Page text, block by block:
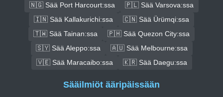
🇳🇬 Sää Port Harcourt:ssa
🇵🇱 Sää Varsova:ssa
🇮🇳 Sää Kallakurichi:ssa
🇨🇳 Sää Ürümqi:ssa
🇹🇼 Sää Tainan:ssa
🇵🇭 Sää Quezon City:ssa
🇸🇾 Sää Aleppo:ssa
🇦🇺 Sää Melbourne:ssa
🇻🇪 Sää Maracaibo:ssa
🇰🇷 Sää Daegu:ssa
Sääilmiöt ääripäissään